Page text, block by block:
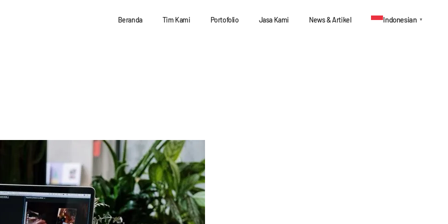
Beranda Tim Kami Portofolio Jasa Kami News & Artikel Indonesian ▼